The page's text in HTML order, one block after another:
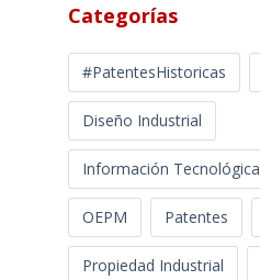
Categorías
#PatentesHistoricas
Diseño Industrial
Información Tecnológica
OEPM Patentes
Propiedad Industrial